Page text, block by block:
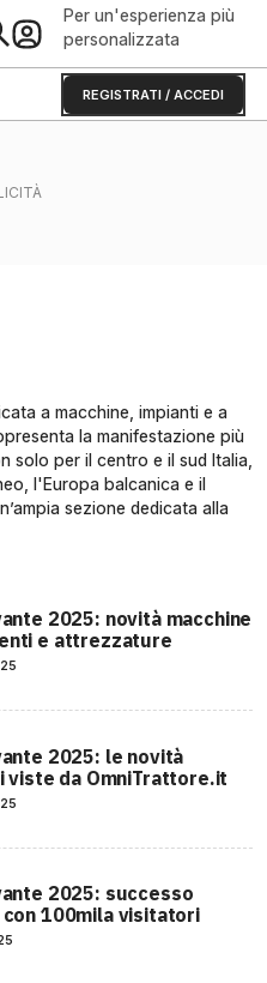
Per un'esperienza più
personalizzata
REGISTRATI / ACCEDI
a macchine, impianti e a
la manifestazione più
solo per il centro e il sud Italia,
l'Europa balcanica e il
sezione dedicata alla
2025: novità macchine
e attrezzature
2025: le novità
da OmniTrattore.it
2025: successo
100mila visitatori